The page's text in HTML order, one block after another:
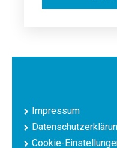
Impressum
Cookie-